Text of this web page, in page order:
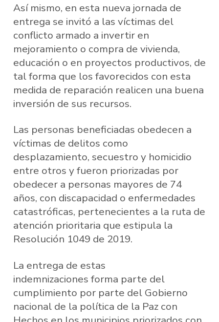
Así mismo, en esta nueva jornada de
entrega se invitó a las víctimas del
conflicto armado a invertir en
mejoramiento o compra de vivienda,
educación o en proyectos productivos, de
tal forma que los favorecidos con esta
medida de reparación realicen una buena
inversión de sus recursos.
Las personas beneficiadas obedecen a
víctimas de delitos como
desplazamiento, secuestro y homicidio
entre otros y fueron priorizadas por
obedecer a personas mayores de 74
años, con discapacidad o enfermedades
catastróficas, pertenecientes a la ruta de
atención prioritaria que estipula la
Resolución 1049 de 2019.
La entrega de estas
indemnizaciones forma parte del
cumplimiento por parte del Gobierno
nacional de la política de la Paz con